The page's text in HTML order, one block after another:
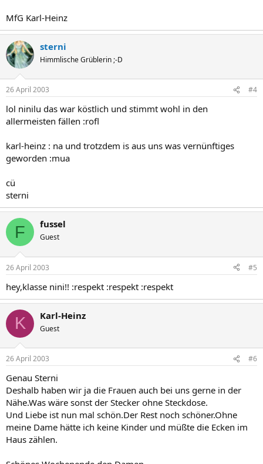
MfG Karl-Heinz
sterni
Himmlische Grüblerin ;-D
26 April 2003 #4
lol ninilu das war köstlich und stimmt wohl in den
allermeisten fällen :rofl
karl-heinz : na und trotzdem is aus uns was vernünftiges
geworden :mua
cü
sterni
F fussel
Guest
26 April 2003 #5
hey,klasse nini!! :respekt :respekt :respekt
K Karl-Heinz
Guest
26 April 2003 #6
Genau Sterni
Deshalb haben wir ja die Frauen auch bei uns gerne in der
Nähe.Was wäre sonst der Stecker ohne Steckdose.
Und Liebe ist nun mal schön.Der Rest noch schöner.Ohne
meine Dame hätte ich keine Kinder und müßte die Ecken im
Haus zählen.